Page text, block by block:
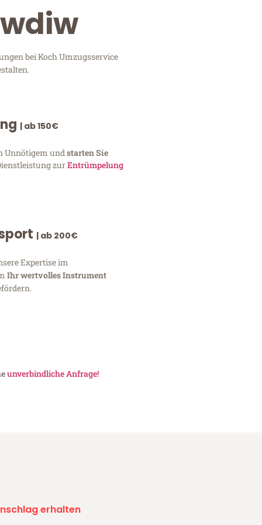
bei Koch Umzugsservice
| ab 150€
Unnötigem und starten Sie
zurEntrümpelung
| ab 200€
Expertise im
Ihr wertvolles Instrument
unverbindliche Anfrage!
erhalten